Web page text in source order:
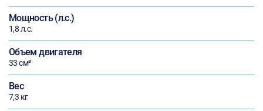
Мощность (л.с.)
1,8 л.с.
Объем двигателя
33 см³
Вес
7,3 кг